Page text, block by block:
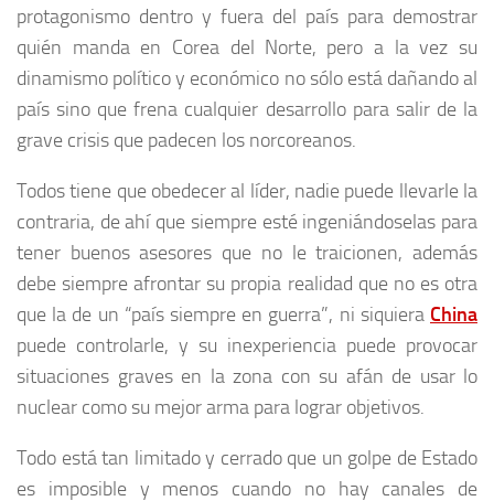
protagonismo dentro y fuera del país para demostrar
quién manda en Corea del Norte, pero a la vez su
dinamismo político y económico no sólo está dañando al
país sino que frena cualquier desarrollo para salir de la
grave crisis que padecen los norcoreanos.
Todos tiene que obedecer al líder, nadie puede llevarle la
contraria, de ahí que siempre esté ingeniándoselas para
tener buenos asesores que no le traicionen, además
debe siempre afrontar su propia realidad que no es otra
que la de un “país siempre en guerra”, ni siquiera China
puede controlarle, y su inexperiencia puede provocar
situaciones graves en la zona con su afán de usar lo
nuclear como su mejor arma para lograr objetivos.
Todo está tan limitado y cerrado que un golpe de Estado
es imposible y menos cuando no hay canales de